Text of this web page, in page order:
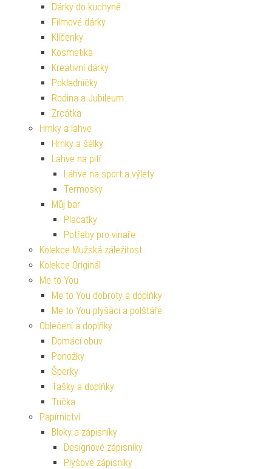
Dárky do kuchyně
Filmové dárky
Klíčenky
Kosmetika
Kreativní dárky
Pokladničky
Rodina a Jubileum
Zrcátka
Hrnky a lahve
Hrnky a šálky
Lahve na pití
Láhve na sport a výlety
Termosky
Můj bar
Placatky
Potřeby pro vinaře
Kolekce Mužská záležitost
Kolekce Originál
Me to You
Me to You dobroty a doplňky
Me to You plyšáci a polštáře
Oblečení a doplňky
Domácí obuv
Ponožky
Šperky
Tašky a doplňky
Trička
Papírnictví
Bloky a zápisníky
Designové zápisníky
Plyšové zápisníky